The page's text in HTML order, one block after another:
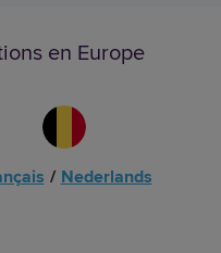
en Europe
/ Nederlands